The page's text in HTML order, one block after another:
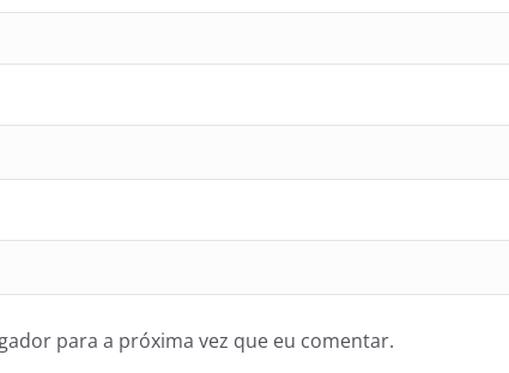
para a próxima vez que eu comentar.